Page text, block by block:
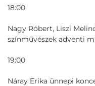
18:00
Nagy Róbert, Liszi
színművészek adventi
19:00
Náray Erika ünnepi